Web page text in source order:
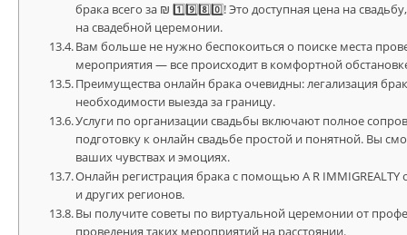
брака всего за ₪ 1️⃣9️⃣8️⃣0️⃣! Это доступная цена на
на свадебной церемонии.
Вам больше не нужно беспокоиться о поиске места
мероприятия — все происходит в комфортной
Преимущества онлайн брака очевидны: легализация
необходимости выезда за границу.
Услуги по организации свадьбы включают полное
подготовку к онлайн свадьбе простой и понятной. Вы
ваших чувствах и эмоциях.
Онлайн регистрация брака с помощью A R
и других регионов.
Вы получите советы по виртуальной церемонии от
проведения таких мероприятий на расстоянии.